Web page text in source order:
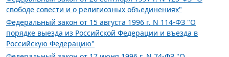
свободе совести и о религиозных объединениях"
Федеральный закон от 15 августа 1996 г. N 114-ФЗ "О
порядке выезда из Российской Федерации и въезда в
Российскую Федерацию"